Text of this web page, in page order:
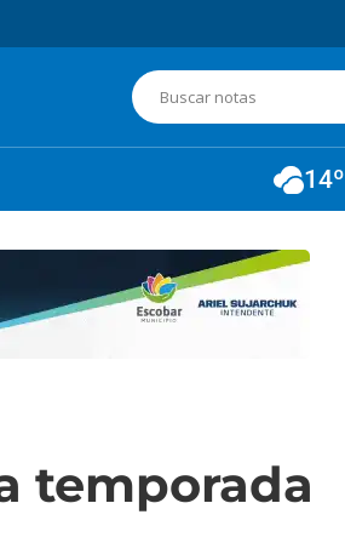
14º
temporada